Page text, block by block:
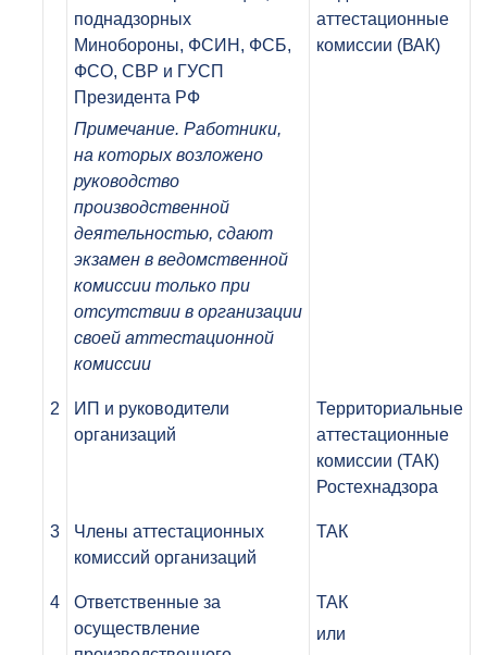
поднадзорных
Минобороны, ФСИН, ФСБ,
ФСО, СВР и ГУСП
Президента РФ
Примечание. Работники,
на которых возложено
руководство
производственной
деятельностью, сдают
экзамен в ведомственной
комиссии только при
отсутствии в организации
своей аттестационной
комиссии
аттестационные
комиссии (ВАК)
2
ИП и руководители
организаций
Территориальные
аттестационные
комиссии (ТАК)
Ростехнадзора
3
Члены аттестационных
комиссий организаций
ТАК
4
Ответственные за
осуществление
ТАК
или